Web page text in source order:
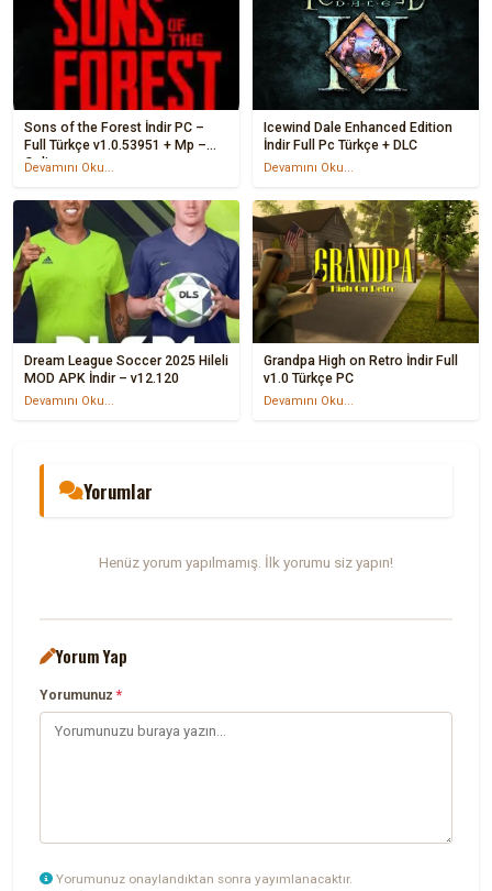
Sons of the Forest İndir PC –
Full Türkçe v1.0.53951 + Mp –
Online
Devamını Oku...
Icewind Dale Enhanced Edition
İndir Full Pc Türkçe + DLC
Devamını Oku...
Dream League Soccer 2025 Hileli
MOD APK İndir – v12.120
Devamını Oku...
Grandpa High on Retro İndir Full
v1.0 Türkçe PC
Devamını Oku...
Yorumlar
Henüz yorum yapılmamış. İlk yorumu siz yapın!
Yorum Yap
Yorumunuz*
Yorumunuz onaylandıktan sonra yayımlanacaktır.